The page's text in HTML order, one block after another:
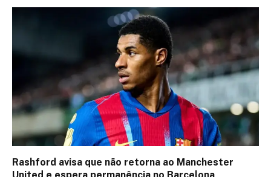
Rashford avisa que não retorna ao Manchester
United e espera permanência no Barcelona